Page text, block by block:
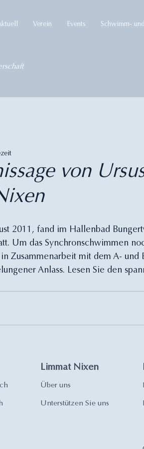
Verein Events Schwimm-
von
2011, fand im Hallenbad
Um das Synchronschwimmen
Zusammenarbeit mit dem A- und
Anlass. Lesen Sie den
Limmat Nixen
Über uns
Unterstützen Sie uns